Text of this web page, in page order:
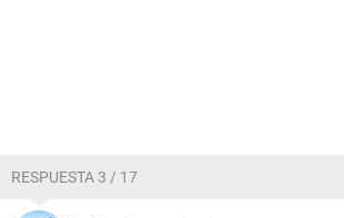
RESPUESTA 3 / 17